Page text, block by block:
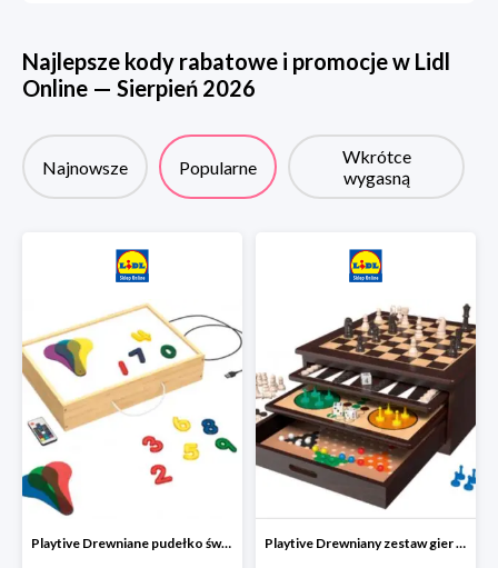
Najlepsze kody rabatowe i promocje w Lidl
Online — Sierpień 2026
Najnowsze Popularne
Wkrótce
wygasną
Playtive Drewniane pudełko świetlne MONTESSORI Playtive Drewniany zestaw gier 10 w 1